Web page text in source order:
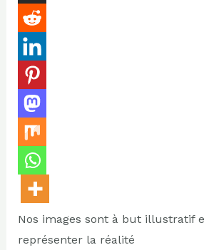
Nos images sont à but illustratif
représenter la réalité